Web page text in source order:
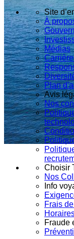
Site
À
Médias
Plan
Avis
Nos
Choisir
Nos
Info
Frais
Fraude